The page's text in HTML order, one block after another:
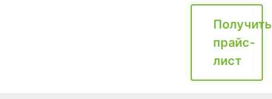
Получить
прайс-
лист